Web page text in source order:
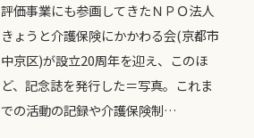
評価事業にも参画してきたＮＰＯ法人
きょうと介護保険にかかわる会(京都市
中京区)が設立20周年を迎え、このほ
ど、記念誌を発行した＝写真。これま
での活動の記録や介護保険制…